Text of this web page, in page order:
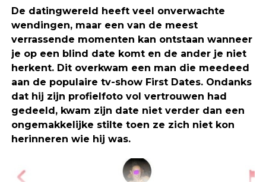
De datingwereld heeft veel onverwachte
wendingen, maar een van de meest
verrassende momenten kan ontstaan wanneer
je op een blind date komt en de ander je niet
herkent. Dit overkwam een man die meedeed
aan de populaire tv-show First Dates. Ondanks
dat hij zijn profielfoto vol vertrouwen had
gedeeld, kwam zijn date niet verder dan een
ongemakkelijke stilte toen ze zich niet kon
herinneren wie hij was.